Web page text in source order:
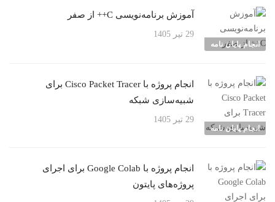
انجام پایان نامه
آموزش برنامه‌نویسی C++ از صفر
29 تیر 1405
انجام پایان نامه
انجام پروژه با Cisco Packet Tracer برای
شبیه‌سازی شبکه
29 تیر 1405
انجام پروژه با Google Colab برای اجرای
پروژه‌های پایتون